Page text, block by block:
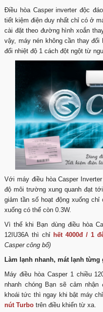
Điều hòa Casper inverter độc
tiết kiệm điện duy nhất chỉ có ở
cài đặt theo đường hình xoắn
vậy, máy nén không cần thay đổi
đổi nhiệt độ 1 cách đột ngột từ
Với máy điều hòa Casper
độ môi trường xung quanh đạt
giảm tần số hoạt động xuống
xuống có thể còn 0.3W.
Vì thế khi Bạn dùng điều hòa
12IU36A thì chỉ hết 4000đ / 1
Casper công bố)
Làm lạnh nhanh, mát lạnh từng
Máy điều hòa Casper 1 chiều
nhanh chóng Bạn sẽ cảm
khoái tức thì ngay khi bật máy
nút Turbo trên điều khiển từ xa.